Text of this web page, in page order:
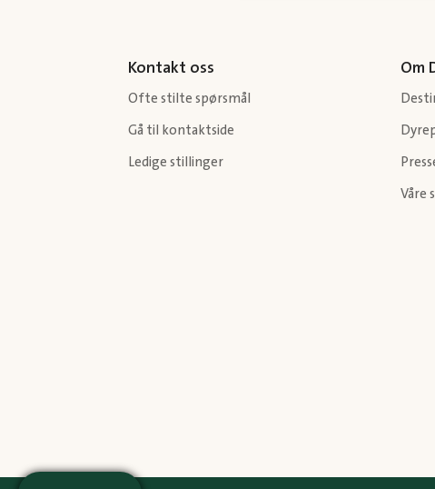
Kontakt oss
Ofte stilte spørsmål
Gå til kontaktside
Ledige stillinger
Om
Våre